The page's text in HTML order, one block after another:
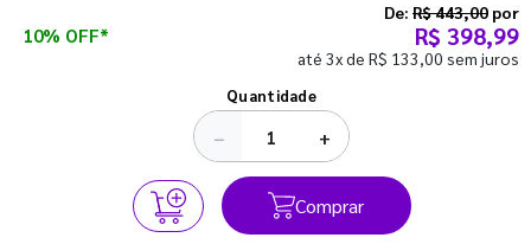
10% OFF*
De: R$ 443,00 por
R$ 398,99
até 3x de R$ 133,00 sem juros
Quantidade
− +
Comprar